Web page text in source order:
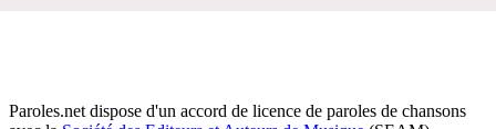
Paroles.net dispose d'un accord de licence de paroles de chansons